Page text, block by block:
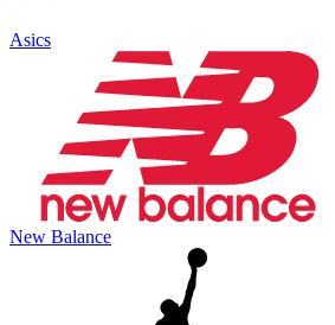
Asics
New Balance